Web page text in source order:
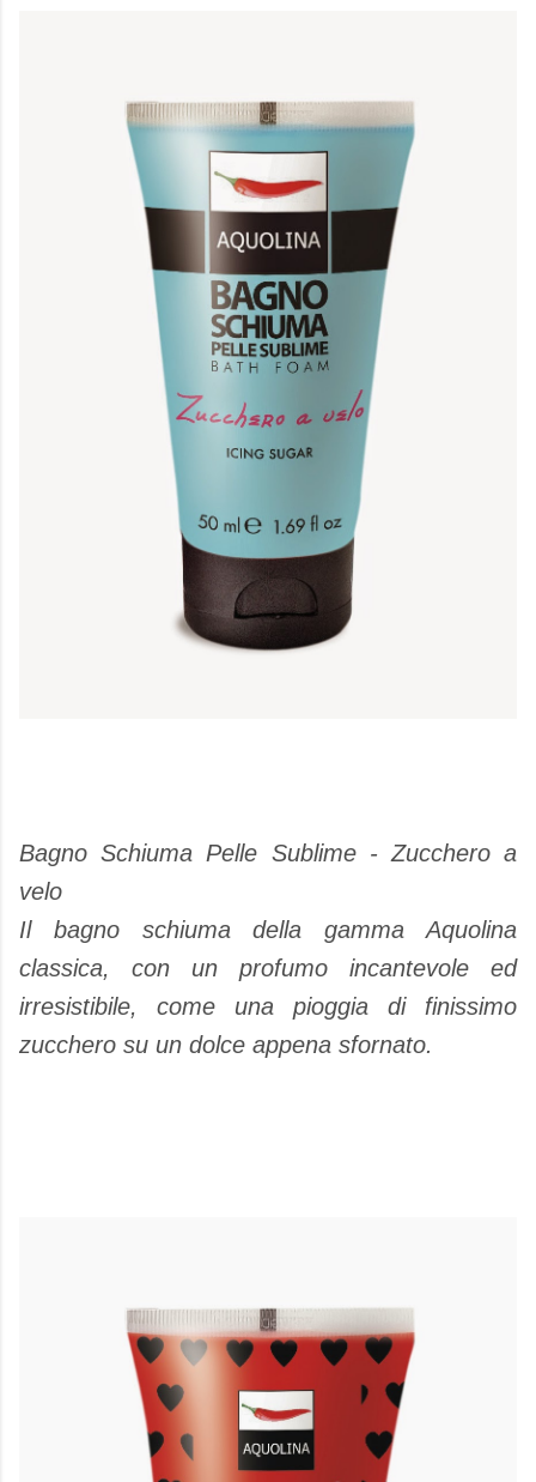
Bagno Schiuma Pelle Sublime - Zucchero a
velo
Il bagno schiuma della gamma Aquolina
classica, con un profumo incantevole ed
irresistibile, come una pioggia di finissimo
zucchero su un dolce appena sfornato.